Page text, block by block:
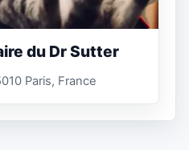
du Dr Sutter
Paris, France